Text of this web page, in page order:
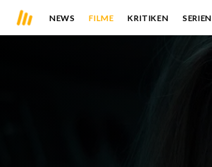
NEWS FILME KRITIKEN SERIEN